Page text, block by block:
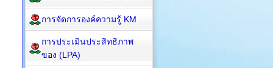
การจัดการองค์ความรู้ KM
การประเมินประสิทธิภาพ
ของ (LPA)